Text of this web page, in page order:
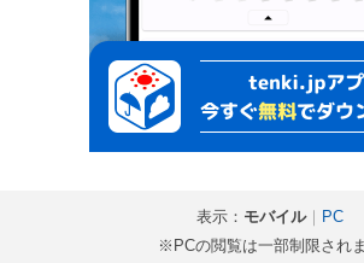
表示： モバイル｜ PC
※PCの閲覧は一部制限され